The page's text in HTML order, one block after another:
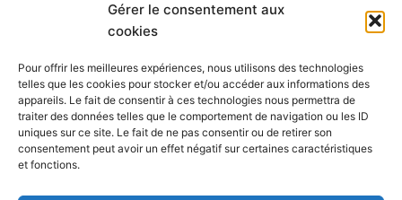
Gérer le consentement aux
cookies
Pour offrir les meilleures expériences, nous utilisons des technologies
telles que les cookies pour stocker et/ou accéder aux informations des
appareils. Le fait de consentir à ces technologies nous permettra de
traiter des données telles que le comportement de navigation ou les ID
uniques sur ce site. Le fait de ne pas consentir ou de retirer son
consentement peut avoir un effet négatif sur certaines caractéristiques
et fonctions.
INFORMATION
Mon compte
Nous contacter
Mode paiement
Nos services
Politique de confidentialité